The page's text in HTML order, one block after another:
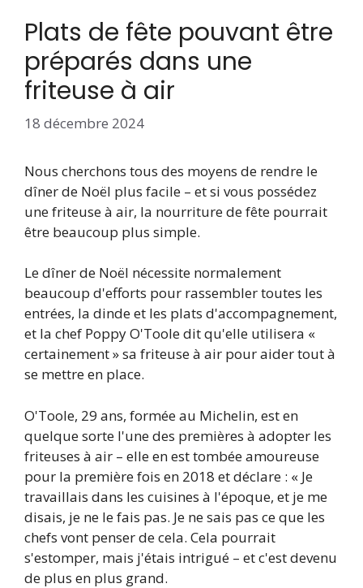
Plats de fête pouvant être
préparés dans une
friteuse à air
18 décembre 2024
Nous cherchons tous des moyens de rendre le
dîner de Noël plus facile – et si vous possédez
une friteuse à air, la nourriture de fête pourrait
être beaucoup plus simple.
Le dîner de Noël nécessite normalement
beaucoup d'efforts pour rassembler toutes les
entrées, la dinde et les plats d'accompagnement,
et la chef Poppy O'Toole dit qu'elle utilisera «
certainement » sa friteuse à air pour aider tout à
se mettre en place.
O'Toole, 29 ans, formée au Michelin, est en
quelque sorte l'une des premières à adopter les
friteuses à air – elle en est tombée amoureuse
pour la première fois en 2018 et déclare : « Je
travaillais dans les cuisines à l'époque, et je me
disais, je ne le fais pas. Je ne sais pas ce que les
chefs vont penser de cela. Cela pourrait
s'estomper, mais j'étais intrigué – et c'est devenu
de plus en plus grand.